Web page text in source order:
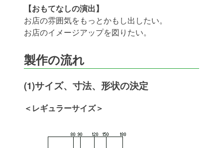
【おもてなしの演出】
お店の雰囲気をもっとかもし出したい。
お店のイメージアップを図りたい。
製作の流れ
(1)サイズ、寸法、形状の決定
＜レギュラーサイズ＞